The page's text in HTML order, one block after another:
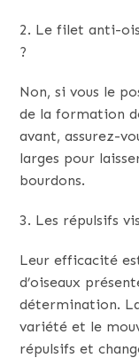
2. Le filet anti-
?
Non, si vous le
de la formation
avant, assurez-
larges pour
bourdons.
3. Les répulsifs
Leur efficacité
d’oiseaux
détermination.
variété et le
répulsifs et